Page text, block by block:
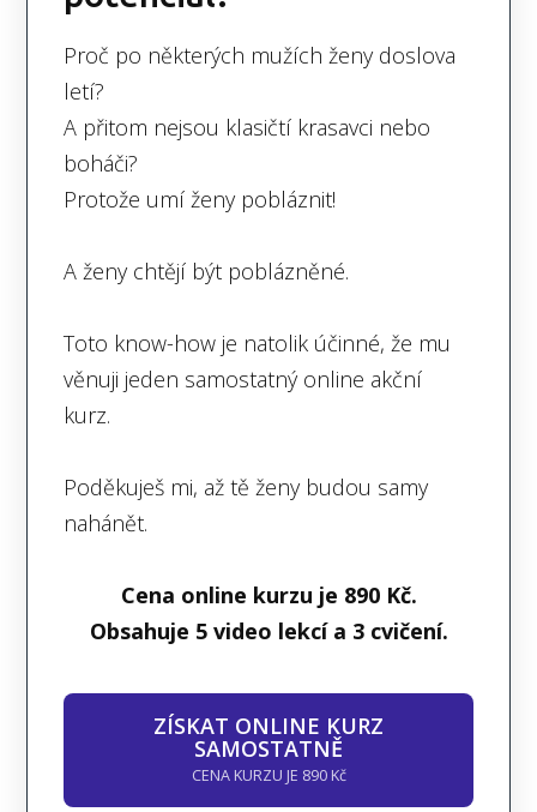
Proč po některých mužích ženy doslova
letí?
A přitom nejsou klasičtí krasavci nebo
boháči?
Protože umí ženy pobláznit!
A ženy chtějí být poblázněné.
Toto know-how je natolik účinné, že mu
věnuji jeden samostatný online akční
kurz.
Poděkuješ mi, až tě ženy budou samy
nahánět.
Cena online kurzu je 890 Kč.
Obsahuje 5 video lekcí a 3 cvičení.
ZÍSKAT ONLINE KURZ
SAMOSTATNĚ
CENA KURZU JE 890 Kč